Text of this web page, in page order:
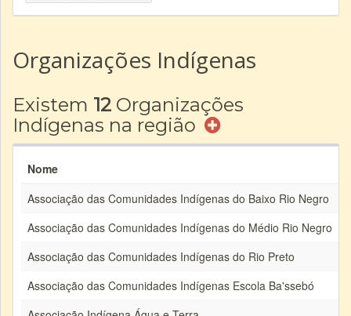
Organizações Indígenas
Existem 12 Organizações
Indígenas na região
Nome
Associação das Comunidades Indígenas do Baixo Rio Negro
Associação das Comunidades Indígenas do Médio Rio Negro
Associação das Comunidades Indígenas do Rio Preto
Associação das Comunidades Indígenas Escola Ba'ssebó